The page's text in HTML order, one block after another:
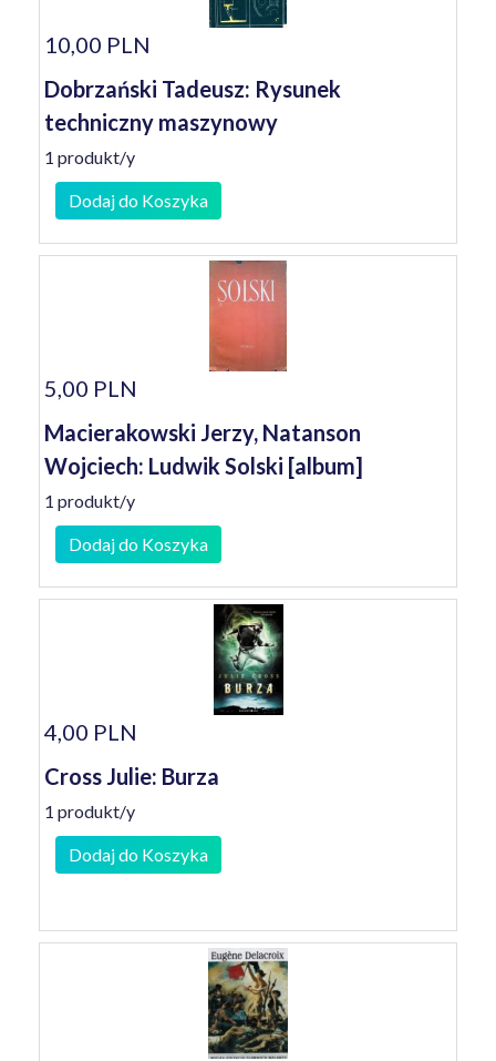
10,00 PLN
Dobrzański Tadeusz: Rysunek
techniczny maszynowy
1 produkt/y
Dodaj do Koszyka
5,00 PLN
Macierakowski Jerzy, Natanson
Wojciech: Ludwik Solski [album]
1 produkt/y
Dodaj do Koszyka
4,00 PLN
Cross Julie: Burza
1 produkt/y
Dodaj do Koszyka